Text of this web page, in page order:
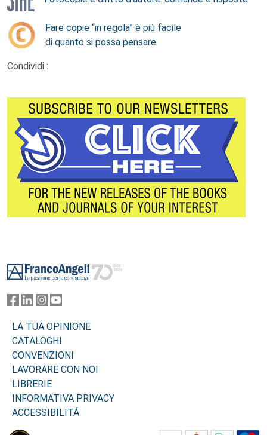
Fare copie “in regola” è più facile
di quanto si possa pensare
Condividi :
LA TUA OPINIONE
CATALOGHI
CONVENZIONI
LAVORARE CON NOI
LIBRERIE
INFORMATIVA PRIVACY
ACCESSIBILITÁ